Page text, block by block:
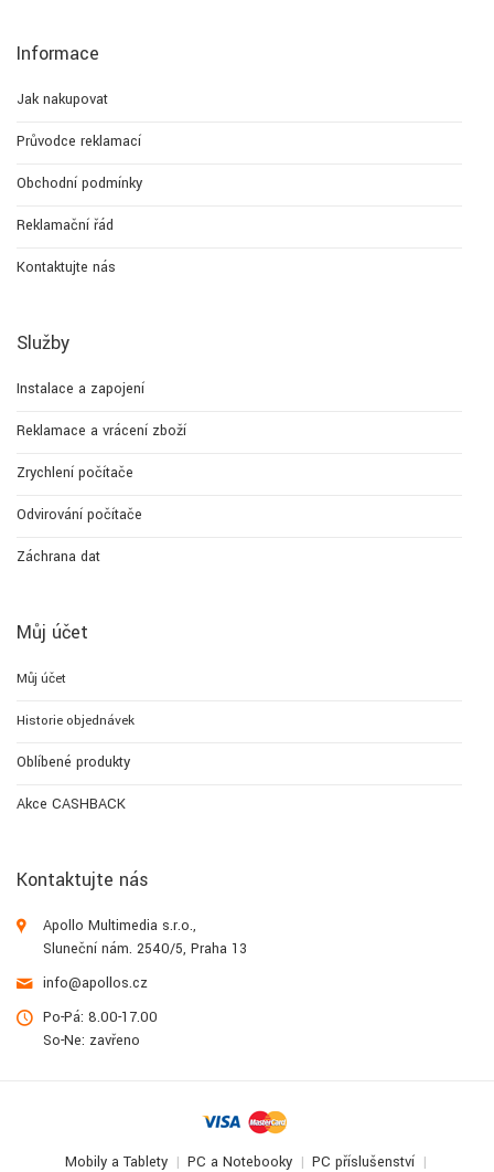
Informace
Jak nakupovat
Průvodce reklamací
Obchodní podmínky
Reklamační řád
Kontaktujte nás
Služby
Instalace a zapojení
Reklamace a vrácení zboží
Zrychlení počítače
Odvirování počítače
Záchrana dat
Můj účet
Můj účet
Historie objednávek
Oblíbené produkty
Akce CASHBACK
Kontaktujte nás
Apollo Multimedia s.r.o.,
Sluneční nám. 2540/5, Praha 13
info@apollos.cz
Po-Pá: 8.00-17.00
So-Ne: zavřeno
Mobily a Tablety PC a Notebooky PC příslušenství